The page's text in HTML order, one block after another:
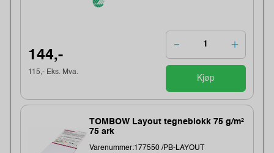
144,-
115,- Eks. Mva.
Kjøp
TOMBOW Layout tegneblokk 75 g/m²
75 ark
Varenummer:177550 /PB-LAYOUT